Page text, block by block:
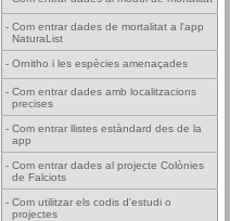
- Com entrar dades de mortalitat a l'app
NaturaList
- Ornitho i les espècies amenaçades
- Com entrar dades amb localitzacions
precises
- Com entrar llistes estàndard des de la
app
- Com entrar dades al projecte Colònies
de Falciots
- Com utilitzar els codis d'estudi o
projectes